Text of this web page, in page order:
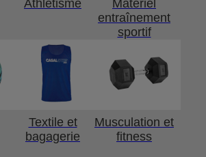
Athlétisme
Matériel
entraînement
sportif
Textile et
bagagerie
Musculation et
fitness